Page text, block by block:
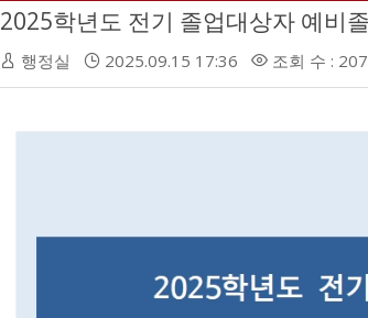
2025학년도 전기 졸업대상자 예비
행정실 2025.09.15 17:36 조회 수 : 207